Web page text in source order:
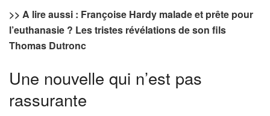
>> A lire aussi : Françoise Hardy malade et prête pour
l’euthanasie ? Les tristes révélations de son fils
Thomas Dutronc
Une nouvelle qui n’est pas
rassurante